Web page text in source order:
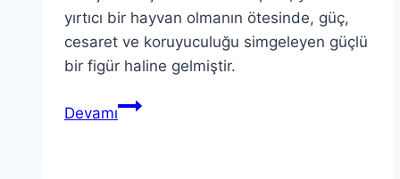
yırtıcı bir hayvan olmanın ötesinde, güç,
cesaret ve koruyuculuğu simgeleyen güçlü
bir figür haline gelmiştir.
DevamıKaplan